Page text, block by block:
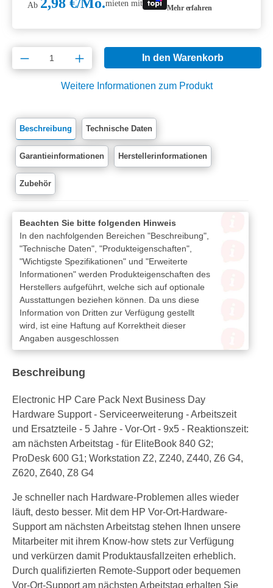
Ab 2,98 €/Mo.mieten mit Mehr erfahren
Produkt Anzahl: Gib den gewünschten
In den Warenkorb
Weitere Informationen zum Produkt
Beschreibung Technische Daten
Garantieinformationen Herstellerinformationen
Zubehör
Beachten Sie bitte folgenden Hinweis
In den nachfolgenden Bereichen "Beschreibung",
"Technische Daten", "Produkteigenschaften",
"Wichtigste Spezifikationen" und "Erweiterte
Informationen" werden Produkteigenschaften des
Herstellers aufgeführt, welche sich auf optionale
Ausstattungen beziehen können. Da uns diese
Information von Dritten zur Verfügung gestellt
wird, ist eine Haftung auf Korrektheit dieser
Angaben ausgeschlossen
Beschreibung
Electronic HP Care Pack Next Business Day
Hardware Support - Serviceerweiterung - Arbeitszeit
und Ersatzteile - 5 Jahre - Vor-Ort - 9x5 - Reaktionszeit:
am nächsten Arbeitstag - für EliteBook 840 G2;
ProDesk 600 G1; Workstation Z2, Z240, Z440, Z6 G4,
Z620, Z640, Z8 G4
Je schneller nach Hardware-Problemen alles wieder
läuft, desto besser. Mit dem HP Vor-Ort-Hardware-
Support am nächsten Arbeitstag stehen Ihnen unsere
Mitarbeiter mit ihrem Know-how stets zur Verfügung
und verkürzen damit Produktausfallzeiten erheblich.
Durch qualifizierten Remote-Support oder bequemen
Vor-Ort-Support am nächsten Arbeitstag erhalten Sie